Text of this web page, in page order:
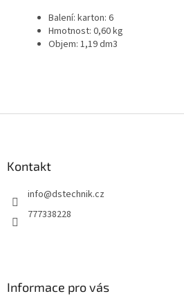
Balení: karton: 6
Hmotnost: 0,60 kg
Objem: 1,19 dm3
Kontakt
info@dstechnik.cz
777338228
Informace pro vás